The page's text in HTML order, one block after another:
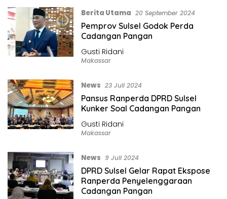
Berita Utama 20 September 2024
Pemprov Sulsel Godok Perda
Cadangan Pangan
Gusti Ridani
Makassar
News 23 Juli 2024
Pansus Ranperda DPRD Sulsel
Kunker Soal Cadangan Pangan
Gusti Ridani
Makassar
News 9 Juli 2024
DPRD Sulsel Gelar Rapat Ekspose
Ranperda Penyelenggaraan
Cadangan Pangan